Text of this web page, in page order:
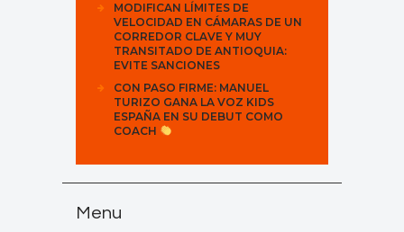
MODIFICAN LÍMITES DE
VELOCIDAD EN CÁMARAS DE UN
CORREDOR CLAVE Y MUY
TRANSITADO DE ANTIOQUIA:
EVITE SANCIONES
CON PASO FIRME: MANUEL
TURIZO GANA LA VOZ KIDS
ESPAÑA EN SU DEBUT COMO
COACH
Menu